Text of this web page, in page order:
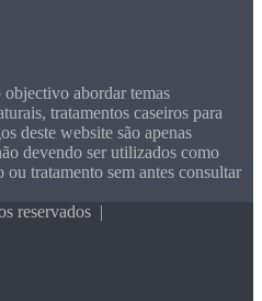
abordar temas
tratamentos caseiros para
deste website são apenas
devendo ser utilizados como
tratamento sem antes consultar
reservados |